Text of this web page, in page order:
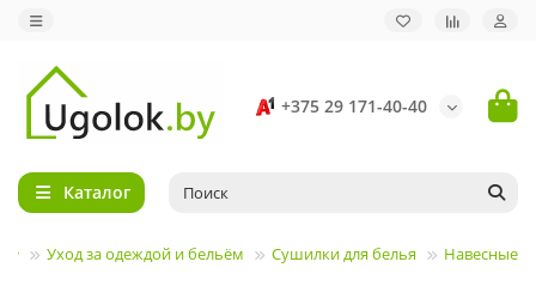
+375 29 171-40-40
Каталог
Уход за одеждой и бельём Сушилки для белья Навесные